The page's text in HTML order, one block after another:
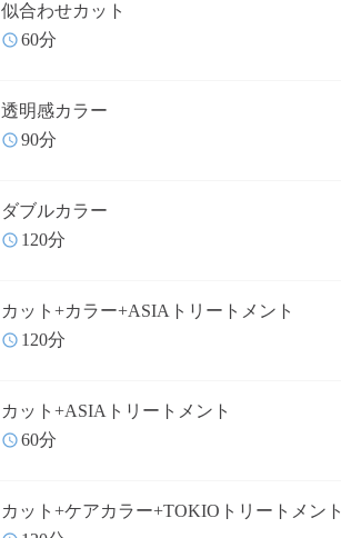
似合わせカット
60分
透明感カラー
90分
ダブルカラー
120分
カット+カラー+ASIAトリートメント
120分
カット+ASIAトリートメント
60分
カット+ケアカラー+TOKIOトリートメント